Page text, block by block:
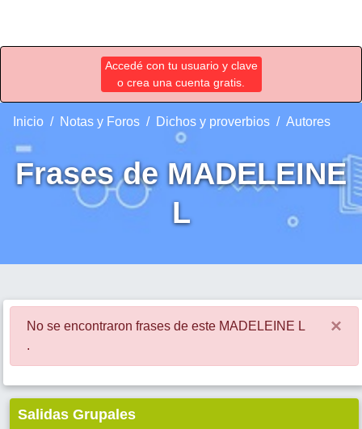
Accedé con tu usuario y clave
o crea una cuenta gratis.
Inicio Notas y Foros Dichos y proverbios Autores
Frases de MADELEINE
L
No se encontraron frases de este MADELEINE L
.
×
Salidas Grupales